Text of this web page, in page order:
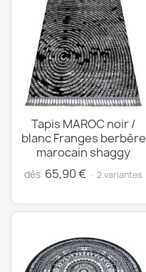
Tapis MAROC noir /
blanc Franges berbère
marocain shaggy
dès 65,90 € · 2 variantes